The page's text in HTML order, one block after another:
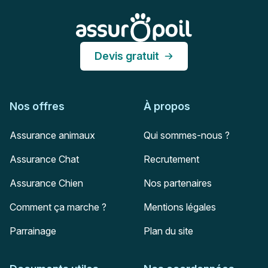
Devis gratuit
Nos offres
Assurance animaux
Assurance Chat
Assurance Chien
Comment ça marche ?
Parrainage
À propos
Qui sommes-nous ?
Recrutement
Nos partenaires
Mentions légales
Plan du site